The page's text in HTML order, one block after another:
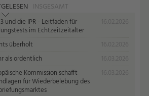
INSGESAMT
und die IPR - Leitfaden für
im Echtzeitzeitalter
überholt
als ordentlich
Kommission schafft
für Wiederbelebung des